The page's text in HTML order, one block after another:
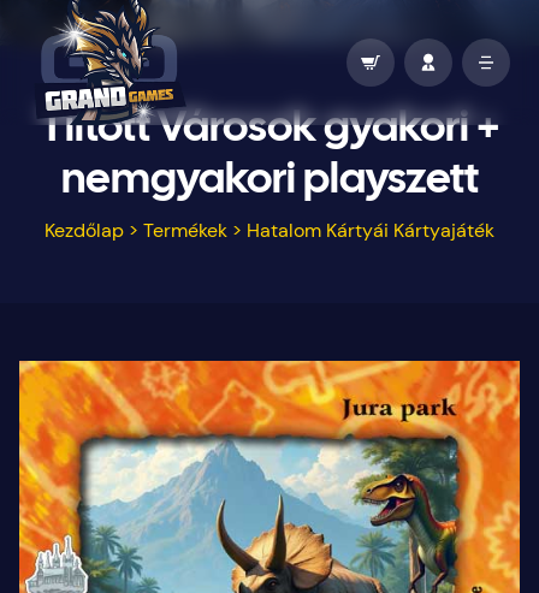
Tiltott Városok gyakori +
nemgyakori playszett
Kezdőlap > Termékek > Hatalom Kártyái Kártyajáték